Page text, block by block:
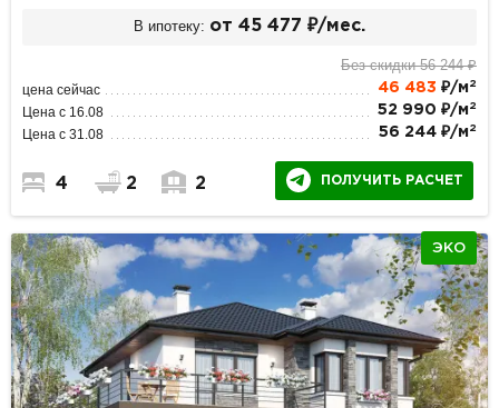
В ипотеку: от 45 477 ₽/мес.
Без скидки 56 244 ₽
цена сейчас 46 483 ₽/м 2
Цена с 16.08 52 990 ₽/м 2
Цена с 31.08 56 244 ₽/м 2
4 2 2 ПОЛУЧИТЬ РАСЧЕТ
ЭКО